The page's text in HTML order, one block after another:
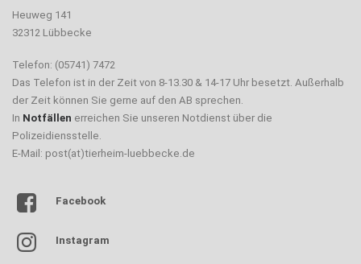
Heuweg 141
32312 Lübbecke
Telefon: (05741) 7472
Das Telefon ist in der Zeit von 8-13.30 & 14-17 Uhr besetzt. Außerhalb
der Zeit können Sie gerne auf den AB sprechen.
In Notfällen erreichen Sie unseren Notdienst über die
Polizeidiensstelle.
E-Mail: post(at)tierheim-luebbecke.de
Facebook
Instagram